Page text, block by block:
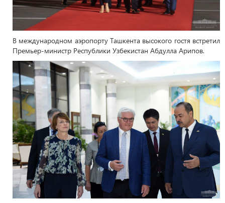
В международном аэропорту Ташкента высокого гостя встретил
Премьер-министр Республики Узбекистан Абдулла Арипов.